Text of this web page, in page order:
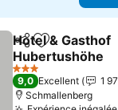
PartagerAjouter à
Hotel & Gasthof
Hubertushöhe
Consulter les prix
3 Étoiles
9,0 Excellent
1
Schmallenberg